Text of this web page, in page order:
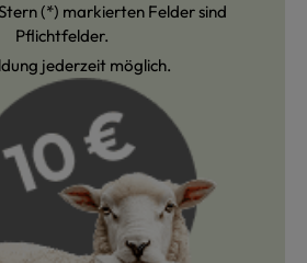
(*) markierten Felder sind
Pflichtfelder.
jederzeit möglich.